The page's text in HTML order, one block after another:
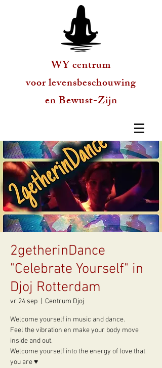
WY centrum
voor levensbeschouwing
en Bewust-Zijn
2getherinDance
"Celebrate Yourself" in
Djoj Rotterdam
vr 24 sep Centrum Djoj
Welcome yourself in music and dance.
Feel the vibration en make your body move
inside and out.
Welcome yourself into the energy of love that
you are ♥